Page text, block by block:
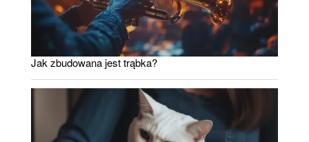
Jak zbudowana jest trąbka?